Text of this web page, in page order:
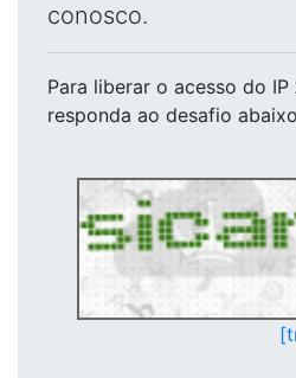
conosco.
Para liberar o acesso do IP
responda ao desafio